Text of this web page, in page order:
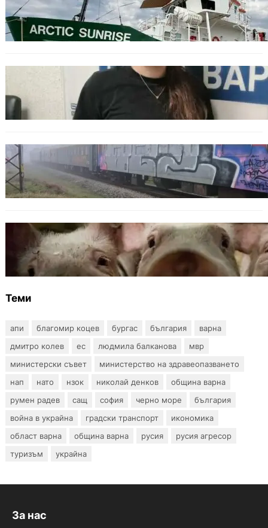
Корабът на „Грийнпийс“ пристигна във
Варна с кампания за опазване на Черно
море
ОБЩЕСТВО
Варненска ученичка създаде интерактивна
карта за сигнали за проблеми с боклука
ОБЩЕСТВО
Бързият влак София – Варна блъсна и уби
жена край гара Бутово
БЪЛГАРИЯ
БАБХ регистрира огнище на африканска
чума по свинете в стопанство край Варна
Теми
апи благомир коцев бургас българия
варна
дмитро колев
ес людмила балканова
мвр
министерски съвет
министерство на здравеопазването
нап
нато нзок николай денков
община варна
румен радев
сащ софия черно море
българия
война в украйна
градски транспорт
икономика
област варна
община варна русия
русия агресор
туризъм
украйна
За нас